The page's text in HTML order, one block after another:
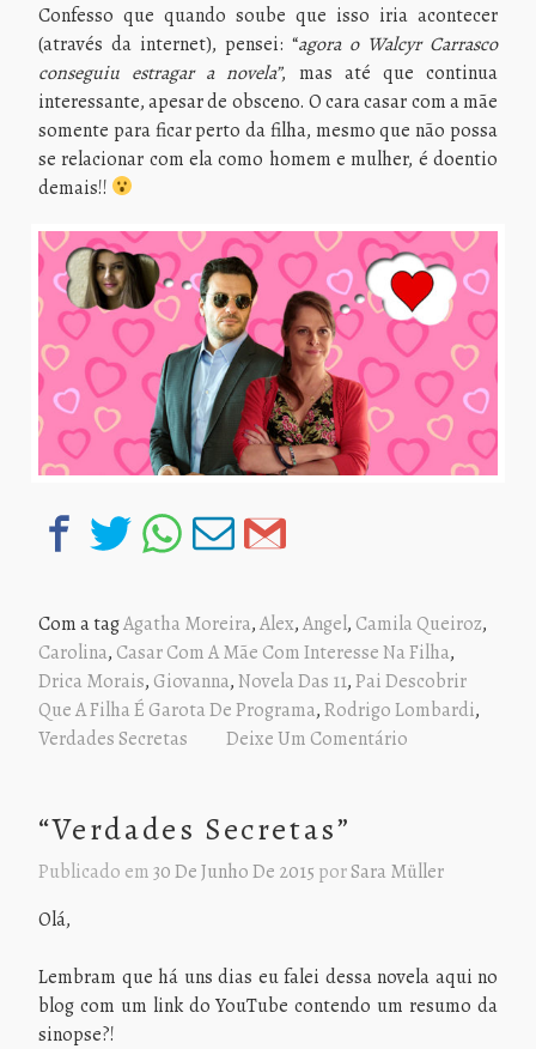
Confesso que quando soube que isso iria acontecer
(através da internet), pensei: “agora o Walcyr Carrasco
conseguiu estragar a novela”, mas até que continua
interessante, apesar de obsceno. O cara casar com a mãe
somente para ficar perto da filha, mesmo que não possa
se relacionar com ela como homem e mulher, é doentio
demais!!
Com a tagAgatha Moreira,Alex,Angel, Camila Queiroz,
Carolina, Casar Com A Mãe Com Interesse Na Filha,
Drica Morais, Giovanna,Novela Das 11,Pai Descobrir
Que A Filha É Garota De Programa,Rodrigo Lombardi,
Verdades Secretas
Deixe Um Comentário
“Verdades Secretas”
Publicado em30 De Junho De 2015 porSara Müller
Olá,
Lembram que há uns dias eu falei dessa novela aqui no
blog com um link do YouTube contendo um resumo da
sinopse?!